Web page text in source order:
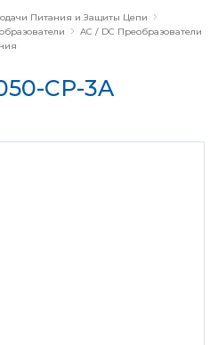
Питания и Защиты Цепи
AC / DC Преобразователи
CP-3A